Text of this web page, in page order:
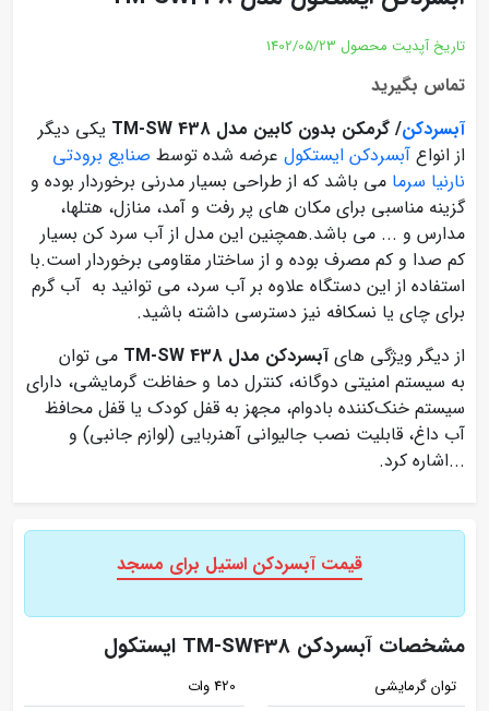
تاریخ آپدیت محصول 1402/05/23
تماس بگیرید
آب‏سردکن/ گرم‏کن بدون کابین مدل TM-SW 438
یکی دیگر
از انواع آبسردکن ایستکول عرضه شده توسط صنایع برودتی
نارنیا سرما می باشد که از طراحی بسیار مدرنی برخوردار بوده و
گزینه مناسبی برای مکان های پر رفت و آمد، منازل، هتلها،
مدارس و ... می باشد.همچنین این مدل از آب سرد کن بسیار
کم صدا و کم مصرف بوده و از ساختار مقاومی برخوردار است.با
استفاده از این دستگاه علاوه بر آب سرد، می توانید به آب گرم
برای چای یا نسکافه نیز دسترسی داشته باشید.
از دیگر ویژگی هایآبسردکن مدل TM-SW 438
می توان
به سیستم امنیتی دوگانه، کنترل دما و حفاظت گرمایشی، دارای
سیستم خنک‌کننده بادوام، مجهز به قفل کودک یا قفل محافظ
آب داغ، قابلیت نصب جالیوانی آهنربایی (لوازم جانبی) و
...اشاره کرد.
قیمت آبسردکن استیل برای مسجد
مشخصات آبسردکن TM-SW438 ایستکول
توان گرمایشی
420 وات